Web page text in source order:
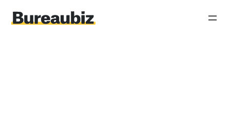
indhold